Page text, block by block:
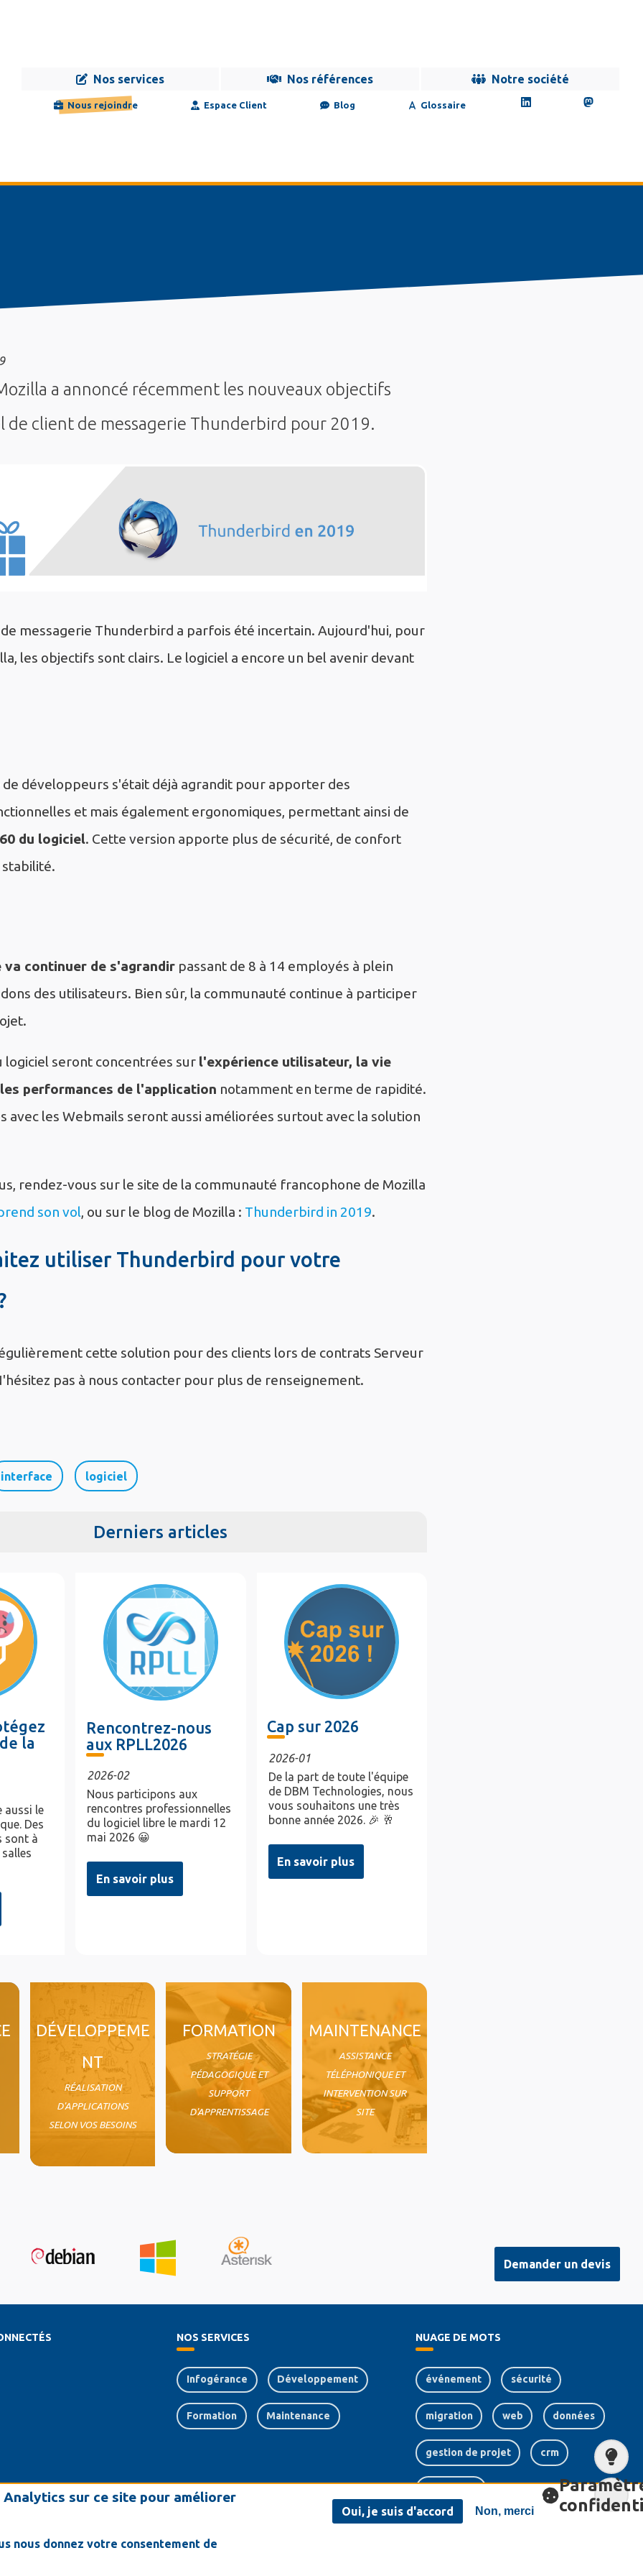
Navigation
Nos services
Nos références Notre société
Nous rejoindre Espace Client Blog Glossaire
a annoncé récemment les nouveaux objectifs
de client de messagerie Thunderbird pour 2019.
messagerie Thunderbird a parfois été incertain. Aujourd'hui, pour
les objectifs sont clairs. Le logiciel a encore un bel avenir devant
de développeurs s'était déjà agrandit pour apporter des
et mais également ergonomiques, permettant ainsi de
du logiciel. Cette version apporte plus de sécurité, de confort
va continuer de s'agrandirpassant de 8 à 14 employés à plein
des utilisateurs. Bien sûr, la communauté continue à participer
logiciel seront concentrées sur l'expérience utilisateur, la vie
performances de l'application notamment en terme de rapidité.
avec les Webmails seront aussi améliorées surtout avec la solution
rendez-vous sur le site de la communauté francophone de Mozilla
son vol, ou sur le blog de Mozilla : Thunderbird in 2019.
utiliser Thunderbird pour votre
cette solution pour des clients lors de contrats Serveur
pas à nous contacter pour plus de renseignement.
interface logiciel
Derniers articles
la
aussi le
Des
sont à
Rencontrez-nous
aux RPLL2026
2026-02
Nous participons aux
rencontres professionnelles
du logiciel libre le mardi 12
mai 2026 😀
En savoir plus
Cap sur 2026
2026-01
De la part de toute l'équipe
de DBM Technologies, nous
vous souhaitons une très
bonne année 2026. 🎉 🥂
En savoir plus
DÉVELOPPEME
NT
RÉALISATION
D'APPLICATIONS
SELON VOS BESOINS
FORMATION
STRATÉGIE
PÉDAGOGIQUE ET
SUPPORT
D'APPRENTISSAGE
MAINTENANCE
ASSISTANCE
TÉLÉPHONIQUE ET
INTERVENTION SUR
SITE
Demander un devis
NOS SERVICES
Infogérance Développement
Formation Maintenance
NUAGE DE MOTS
événement sécurité
migration web données
gestion de projet crm
sur ce site pour améliorer
nous donnez votre consentement de
Oui, je suis d'accord Non, merci